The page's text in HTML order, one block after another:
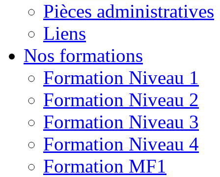
Pièces administratives
Liens
Nos formations
Formation Niveau 1
Formation Niveau 2
Formation Niveau 3
Formation Niveau 4
Formation MF1